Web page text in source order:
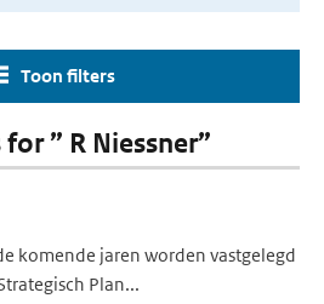
Toon filters
” R Niessner”
komende jaren worden vastgelegd
Plan...